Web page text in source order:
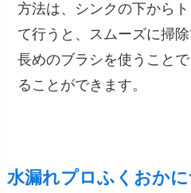
方法は、シンクの下から
て行うと、スムーズに掃
長めのブラシを使うこと
ることができます。
水漏れプロふくおか